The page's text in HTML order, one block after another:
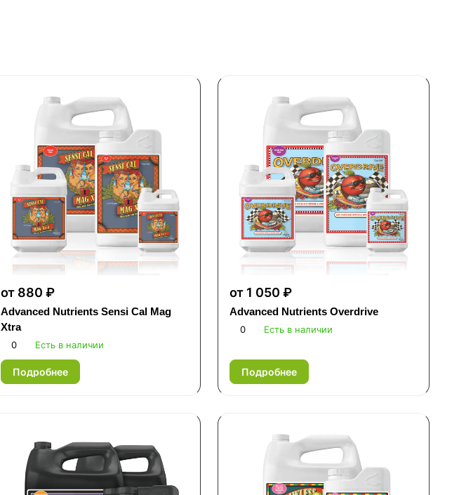
от 880 ₽
Advanced Nutrients Sensi Cal Mag
Xtra
0 Есть в наличии
Подробнее
от 1 050 ₽
Advanced Nutrients Overdrive
0 Есть в наличии
Подробнее